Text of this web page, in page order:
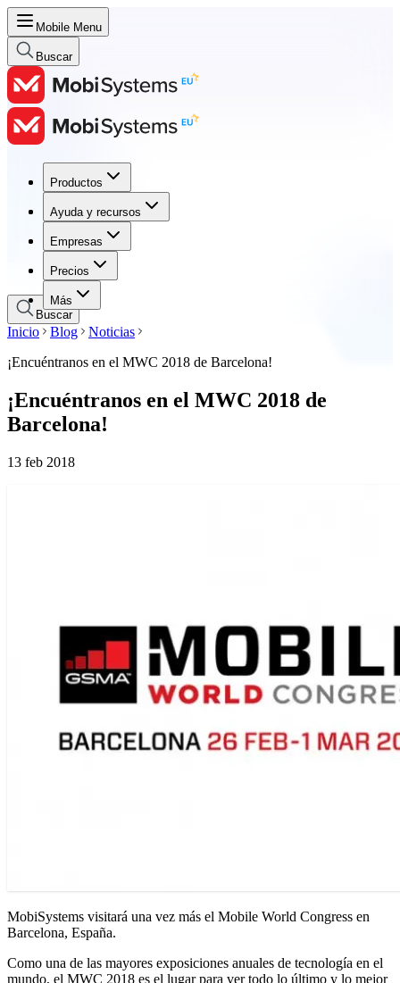
Mobile Menu
Buscar
Productos
Ayuda y recursos
Empresas
Precios
Más
Productos
Ayuda y recursos
Empresas
Precios
Buscar
Inicio Blog
Noticias
¡Encuéntranos en el MWC 2018 de Barcelona!
¡Encuéntranos en el MWC 2018 de
Barcelona!
13 feb 2018
MobiSystems visitará una vez más el Mobile World Congress en
Barcelona, España.
Como una de las mayores exposiciones anuales de tecnología en el
mundo, el MWC 2018 es el lugar para ver todo lo último y lo mejor